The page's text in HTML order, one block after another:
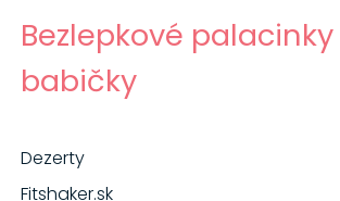
Bezlepkové
babičky
Dezerty
Fitshaker.sk